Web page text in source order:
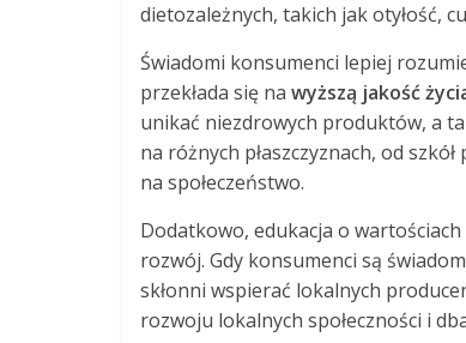
dietozależnych, takich jak otyłość,
Świadomi konsumenci lepiej
przekłada się na wyższą jakość
unikać niezdrowych produktów, a
na różnych płaszczyznach, od
na społeczeństwo.
Dodatkowo, edukacja o
rozwój. Gdy konsumenci są
skłonni wspierać lokalnych
rozwoju lokalnych społeczności i